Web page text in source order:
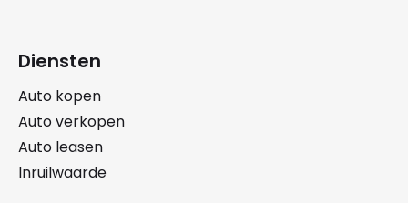
Diensten
Auto kopen
Auto verkopen
Auto leasen
Inruilwaarde